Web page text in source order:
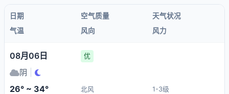
日期 空气质量
天气状况
气温
风向 风力
08月06日 优
阴
26° ~ 34° 北风 1-3级